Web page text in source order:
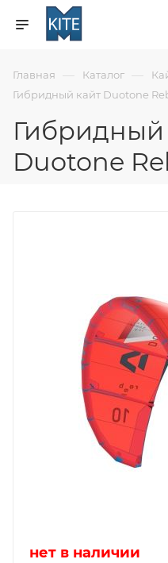
Главная — Каталог —
Гибридный кайт Duotone
Гибридный
Duotone
нет в наличии